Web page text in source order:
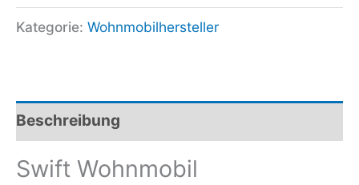
Kategorie: Wohnmobilhersteller
Beschreibung
Swift Wohnmobil